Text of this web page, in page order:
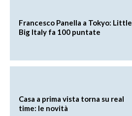
Francesco Panella a Tokyo: Little
Big Italy fa 100 puntate
Casa a prima vista torna su real
time: le novità